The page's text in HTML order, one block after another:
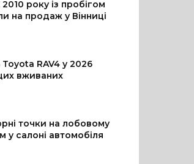
року із пробігом
на продаж у Вінниці
RAV4 у 2026
вживаних
точки на лобовому
у салоні автомобіля